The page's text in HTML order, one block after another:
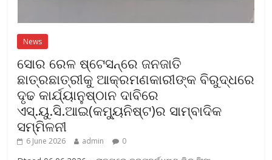
News
ସୋର ରେଳ ଷ୍ଟେସନ୍‌ରେ ଜନଜାତି
ଛାତ୍ରଛାତ୍ରୀକୁ ଆକ୍ରମଣକାରୀଙ୍କ ବିରୁଦ୍ଧରେ
ଦୃଢ କାର୍ଯ୍ୟାନୁଷ୍ଠାନ ଦାବିରେ
ଏସ୍‌.ୟୁ.ସି.ଆଇ(କମ୍ୟୁନିଷ୍ଟ)ର ସାମ୍ବାଦିକ
ସମ୍ମିଳନୀ
6 June 2026 admin 0